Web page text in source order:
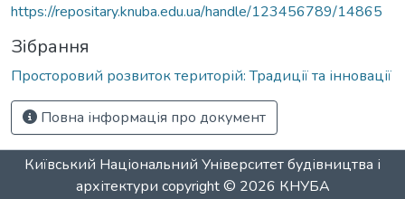
https://repositary.knuba.edu.ua/handle/123456789/14865
Зібрання
Просторовий розвиток територій: Традиції та інновації
Повна інформація про документ
Київський Національний Університет будівництва і
архітектури copyright © 2026 КНУБА